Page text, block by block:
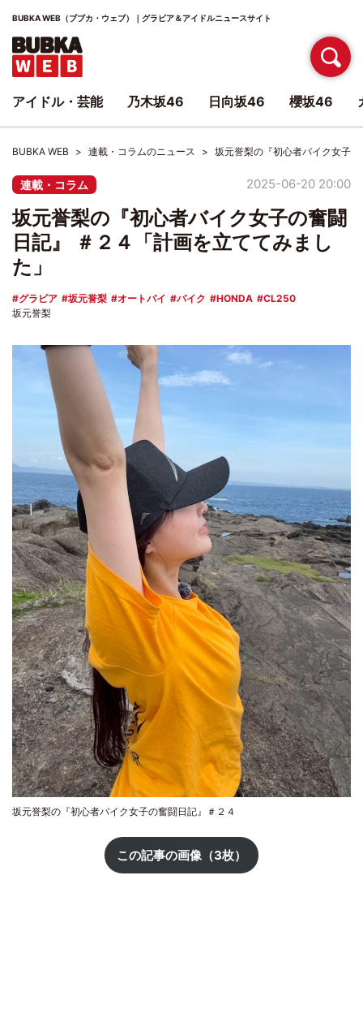
BUBKA WEB（ブブカ・ウェブ）｜グラビア＆アイドルニュースサイト
BUBKA WEB 連載・コラムのニュース 坂元誉梨の『初心者バイク女子
連載・コラム 2025-06-20 20:00
坂元誉梨の『初心者バイク女子の奮闘
日記』 ＃２４「計画を立ててみまし
た」
グラビア 坂元誉梨 オートバイ バイク HONDA
CL250
坂元誉梨
坂元誉梨の『初心者バイク女子の奮闘日記』＃２４
この記事の画像（3枚）
アイドル・芸能 乃木坂46 日向坂46 櫻坂46